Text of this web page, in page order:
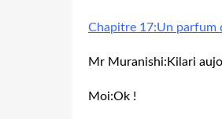
Chapitre 17:Un parfum
Mr Muranishi:Kilari
Moi:Ok !